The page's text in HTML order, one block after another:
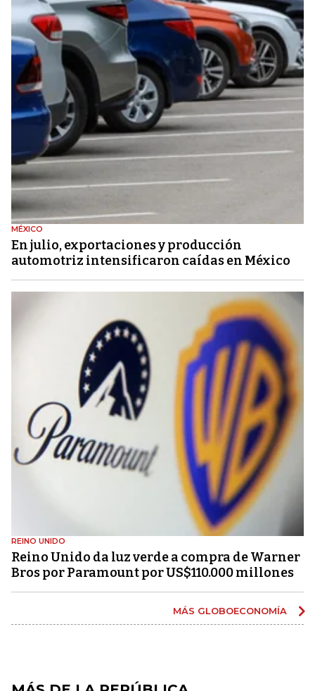
MÉXICO
En julio, exportaciones y producción
automotriz intensificaron caídas en México
REINO UNIDO
Reino Unido da luz verde a compra de Warner
Bros por Paramount por US$110.000 millones
MÁS GLOBOECONOMÍA